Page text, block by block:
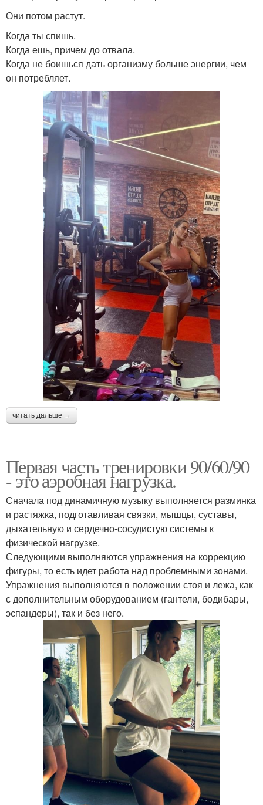
Они потом растут.
Когда ты спишь.
Когда ешь, причем до отвала.
Когда не боишься дать организму больше энергии, чем
он потребляет.
читать дальше →
Первая часть тренировки 90/60/90
- это аэробная нагрузка.
Сначала под динамичную музыку выполняется разминка
и растяжка, подготавливая связки, мышцы, суставы,
дыхательную и сердечно-сосудистую системы к
физической нагрузке.
Следующими выполняются упражнения на коррекцию
фигуры, то есть идет работа над проблемными зонами.
Упражнения выполняются в положении стоя и лежа, как
с дополнительным оборудованием (гантели, бодибары,
эспандеры), так и без него.